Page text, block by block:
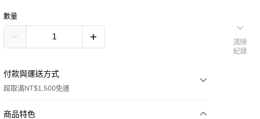
數量
付款與運送方式
超取滿NT$1,500免運
付款方式
商品特色
清除
紀錄